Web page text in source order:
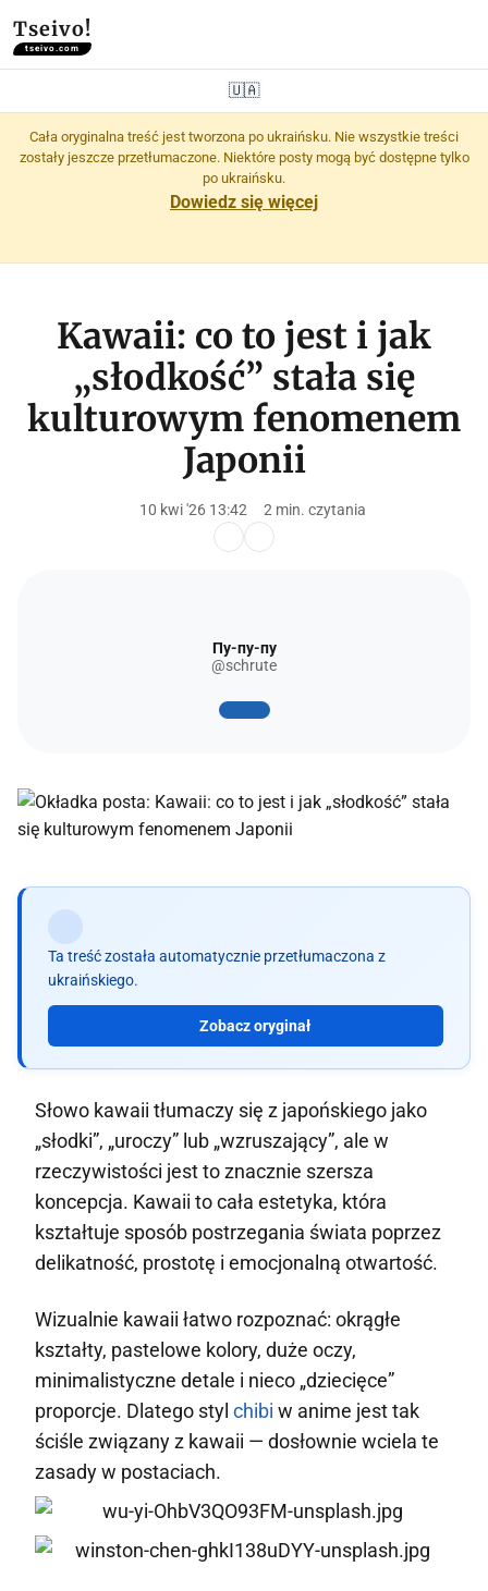
Tseivo!
tseivo.com
🇺🇦
Cała oryginalna treść jest tworzona po ukraińsku. Nie wszystkie treści
zostały jeszcze przetłumaczone. Niektóre posty mogą być dostępne tylko
po ukraińsku.
Dowiedz się więcej
Kawaii: co to jest i jak
„słodkość” stała się
kulturowym fenomenem
Japonii
10 kwi '26 13:42 2 min. czytania
Пу-пу-пу
@schrute
Ta treść została automatycznie przetłumaczona z
ukraińskiego.
Zobacz oryginał
Słowo kawaii tłumaczy się z japońskiego jako
„słodki”, „uroczy” lub „wzruszający”, ale w
rzeczywistości jest to znacznie szersza
koncepcja. Kawaii to cała estetyka, która
kształtuje sposób postrzegania świata poprzez
delikatność, prostotę i emocjonalną otwartość.
Wizualnie kawaii łatwo rozpoznać: okrągłe
kształty, pastelowe kolory, duże oczy,
minimalistyczne detale i nieco „dziecięce”
proporcje. Dlatego styl chibi w anime jest tak
ściśle związany z kawaii — dosłownie wciela te
zasady w postaciach.